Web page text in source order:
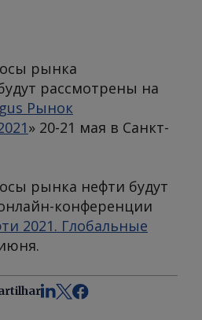
рынка
рассмотрены на
Рынок
» 20-21 мая в Санкт-
рынка нефти будут
конференции
2021. Глобальные